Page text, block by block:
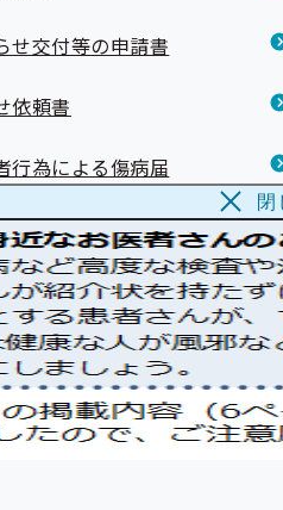
せ交付等の申請書
依頼書
行為による傷病届
閉